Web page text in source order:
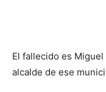
El fallecido es
alcalde de ese